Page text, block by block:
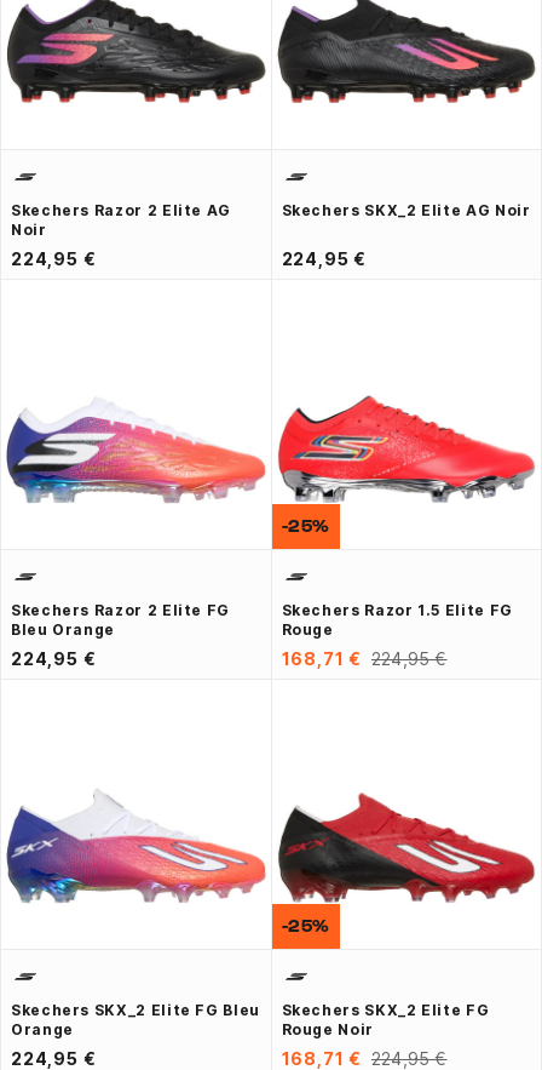
Skechers Razor 2 Elite AG
Noir
224,95 €
Skechers SKX_2 Elite AG Noir
224,95 €
Skechers Razor 2 Elite FG
Bleu Orange
224,95 €
Skechers Razor 1.5 Elite FG
Rouge
168,71 € 224,95 €
-25%
Skechers SKX_2 Elite FG Bleu
Orange
224,95 €
Skechers SKX_2 Elite FG
Rouge Noir
168,71 € 224,95 €
-25%